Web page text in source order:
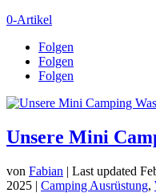
0-Artikel
Folgen
Folgen
Folgen
Unsere Mini
von Fabian | Last updated
2025 | Camping Ausrüstung,